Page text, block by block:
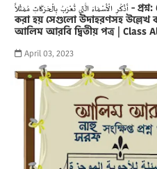
أَذْكُرِ الْأَسْمَاءَ الَّتِي تُعْرَبُ بِالْحَرَكَاتِ مُمَثَلاً - প্রশ্ন: যেসব اِسْمِ কে حركة দ্বারা إِعْرَابِ প্রদান
করা হয় সেগুলো উদাহরণসহ
April 03, 2023